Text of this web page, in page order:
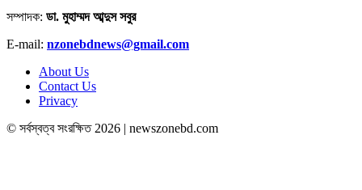
সম্পাদক: ডা. মুহাম্মদ আব্দুস সবুর
E-mail: nzonebdnews@gmail.com
About Us
Contact Us
Privacy
© সর্বস্বত্ব সংরক্ষিত 2026 | newszonebd.com